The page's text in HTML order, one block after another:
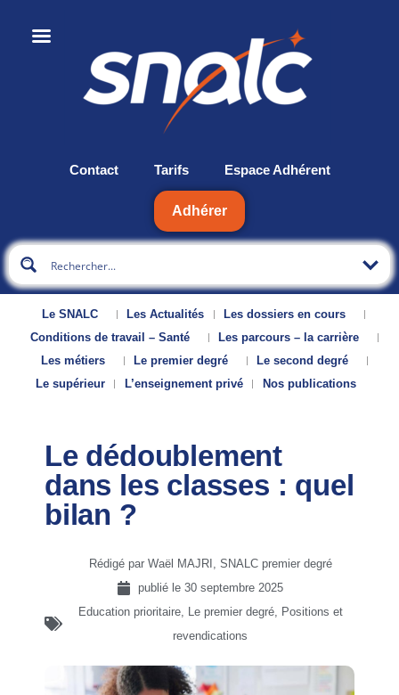
Contact Tarifs Espace Adhérent
Adhérer
Le SNALC Les Actualités
Les dossiers en cours
Conditions de travail – Santé
Les parcours – la carrière
Les métiers
Le premier degré
Le second degré
Le supérieur
L’enseignement privé Nos publications
Le dédoublement
dans les classes : quel
bilan ?
Rédigé par Waël MAJRI, SNALC premier degré
publié le 30 septembre 2025
Education prioritaire, Le premier degré, Positions et
revendications